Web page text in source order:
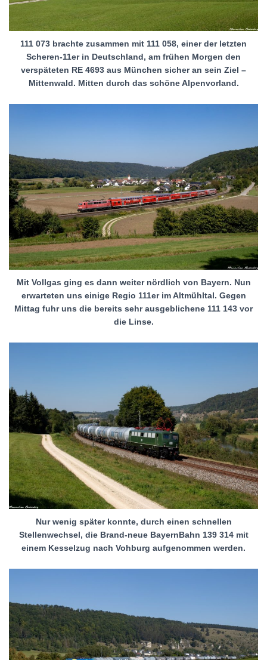
111 073 brachte zusammen mit 111 058, einer der letzten
Scheren-11er in Deutschland, am frühen Morgen den
verspäteten RE 4693 aus München sicher an sein Ziel –
Mittenwald. Mitten durch das schöne Alpenvorland.
Mit Vollgas ging es dann weiter nördlich von Bayern. Nun
erwarteten uns einige Regio 111er im Altmühltal. Gegen
Mittag fuhr uns die bereits sehr ausgeblichene 111 143 vor
die Linse.
Nur wenig später konnte, durch einen schnellen
Stellenwechsel, die Brand-neue BayernBahn 139 314 mit
einem Kesselzug nach Vohburg aufgenommen werden.